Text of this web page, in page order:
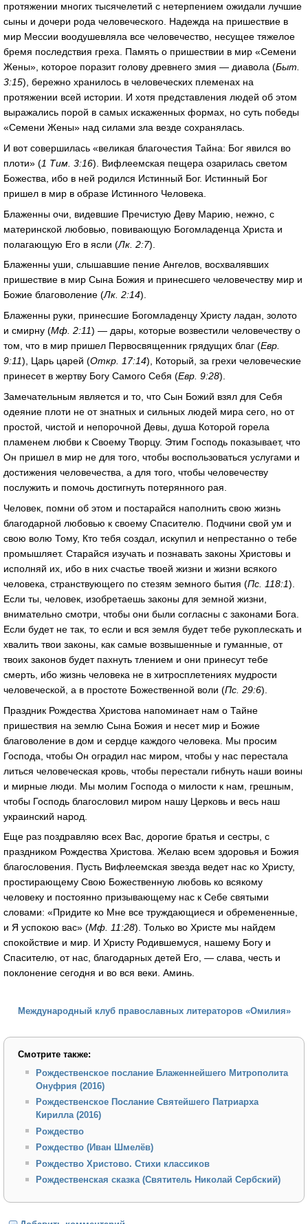
протяжении многих тысячелетий с нетерпением ожидали лучшие
сыны и дочери рода человеческого. Надежда на пришествие в
мир Мессии воодушевляла все человечество, несущее тяжелое
бремя последствия греха. Память о пришествии в мир «Семени
Жены», которое поразит голову древнего змия — диавола (Быт.
3:15), бережно хранилось в человеческих племенах на
протяжении всей истории. И хотя представления людей об этом
выражались порой в самых искаженных формах, но суть победы
«Семени Жены» над силами зла везде сохранялась.
И вот совершилась «великая благочестия Тайна: Бог явился во
плоти» (1 Тим. 3:16). Вифлеемская пещера озарилась светом
Божества, ибо в ней родился Истинный Бог. Истинный Бог
пришел в мир в образе Истинного Человека.
Блаженны очи, видевшие Пречистую Деву Марию, нежно, с
материнской любовью, повивающую Богомладенца Христа и
полагающую Его в ясли (Лк. 2:7).
Блаженны уши, слышавшие пение Ангелов, восхвалявших
пришествие в мир Сына Божия и принесшего человечеству мир и
Божие благоволение (Лк. 2:14).
Блаженны руки, принесшие Богомладенцу Христу ладан, золото
и смирну (Мф. 2:11) — дары, которые возвестили человечеству о
том, что в мир пришел Первосвященник грядущих благ (Евр.
9:11), Царь царей (Откр. 17:14), Который, за грехи человеческие
принесет в жертву Богу Самого Себя (Евр. 9:28).
Замечательным является и то, что Сын Божий взял для Себя
одеяние плоти не от знатных и сильных людей мира сего, но от
простой, чистой и непорочной Девы, душа Которой горела
пламенем любви к Своему Творцу. Этим Господь показывает, что
Он пришел в мир не для того, чтобы воспользоваться услугами и
достижения человечества, а для того, чтобы человечеству
послужить и помочь достигнуть потерянного рая.
Человек, помни об этом и постарайся наполнить свою жизнь
благодарной любовью к своему Спасителю. Подчини свой ум и
свою волю Тому, Кто тебя создал, искупил и непрестанно о тебе
промышляет. Старайся изучать и познавать законы Христовы и
исполняй их, ибо в них счастье твоей жизни и жизни всякого
человека, странствующего по стезям земного бытия (Пс. 118:1).
Если ты, человек, изобретаешь законы для земной жизни,
внимательно смотри, чтобы они были согласны с законами Бога.
Если будет не так, то если и вся земля будет тебе рукоплескать и
хвалить твои законы, как самые возвышенные и гуманные, от
твоих законов будет пахнуть тлением и они принесут тебе
смерть, ибо жизнь человека не в хитросплетениях мудрости
человеческой, а в простоте Божественной воли (Пс. 29:6).
Праздник Рождества Христова напоминает нам о Тайне
пришествия на землю Сына Божия и несет мир и Божие
благоволение в дом и сердце каждого человека. Мы просим
Господа, чтобы Он оградил нас миром, чтобы у нас перестала
литься человеческая кровь, чтобы перестали гибнуть наши воины
и мирные люди. Мы молим Господа о милости к нам, грешным,
чтобы Господь благословил миром нашу Церковь и весь наш
украинский народ.
Еще раз поздравляю всех Вас, дорогие братья и сестры, с
праздником Рождества Христова. Желаю всем здоровья и Божия
благословения. Пусть Вифлеемская звезда ведет нас ко Христу,
простирающему Свою Божественную любовь ко всякому
человеку и постоянно призывающему нас к Себе святыми
словами: «Придите ко Мне все труждающиеся и обремененные,
и Я успокою вас» (Мф. 11:28). Только во Христе мы найдем
спокойствие и мир. И Христу Родившемуся, нашему Богу и
Спасителю, от нас, благодарных детей Его, — слава, честь и
поклонение сегодня и во вся веки. Аминь.
Международный клуб православных литераторов «Омилия»
Смотрите также:
Рождественское послание Блаженнейшего Митрополита
Онуфрия (2016)
Рождественское Послание Святейшего Патриарха
Кирилла (2016)
Рождество
Рождество (Иван Шмелёв)
Рождество Христово. Стихи классиков
Рождественская сказка (Святитель Николай Сербский)